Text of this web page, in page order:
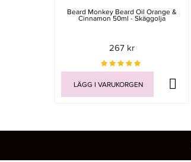
Beard Monkey Beard Oil Orange &
Cinnamon 50ml - Skäggolja
267 kr
LÄGG I VARUKORGEN